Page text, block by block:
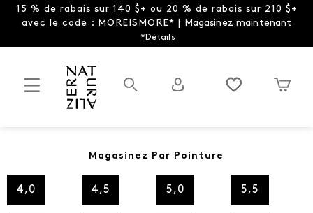
15 % de rabais sur 140 $+ ou 20 % de rabais sur 210 $+
avec le code : MOREISMORE* | Magasinez maintenant
*Détails
Magasinez Par Pointure
4,0 4,5 5,0 5,5